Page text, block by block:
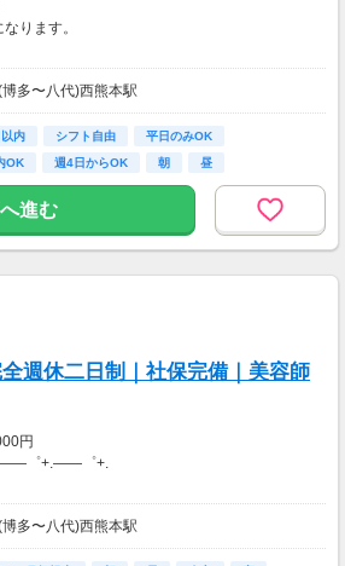
楽しみながらできるお
＝1円）＋商品提供あ
の調査
ど、サービス体験後に
だけ！
ペーン実施中★
円分をプレゼント！
ります。
円～
り
あわせて待遇UP！
心◎
給25％UP）
より時給は変動いたします
多〜八代)西熊本駅
内 シフト自由
平日のみOK
OK 週4日からOK 朝 昼
進む
週休二日制｜社保完備｜美容師
円
゜+.――゜+.
知】
合
名40％
多〜八代)西熊本駅